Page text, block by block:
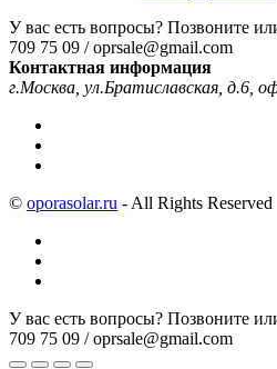
У вас есть вопросы? Позвоните
709 75 09 / oprsale@gmail.com
Контактная информация
г.Москва, ул.Братиславская, д.6,
© oporasolar.ru - All Rights Reserved
У вас есть вопросы? Позвоните
709 75 09 / oprsale@gmail.com